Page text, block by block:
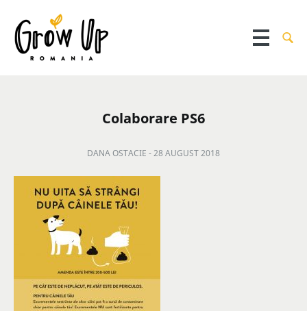
Colaborare PS6
DANA OSTACIE -28 AUGUST 2018